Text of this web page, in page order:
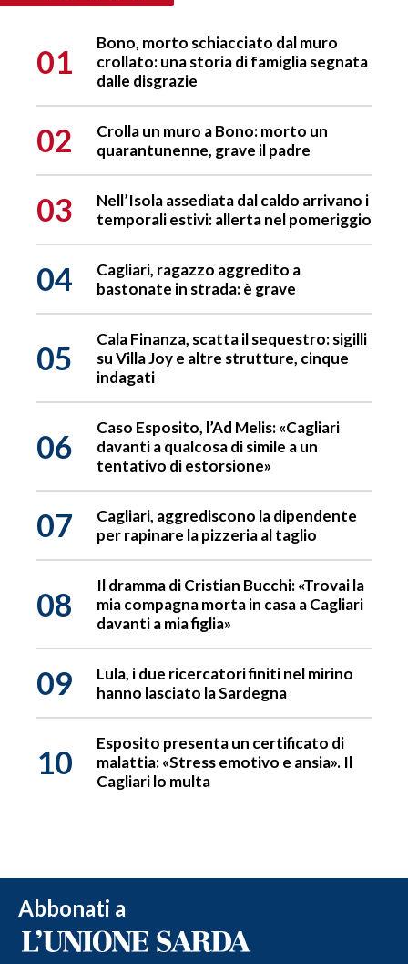
01
Bono, morto schiacciato dal muro
crollato: una storia di famiglia segnata
dalle disgrazie
02
Crolla un muro a Bono: morto un
quarantunenne, grave il padre
03
Nell’Isola assediata dal caldo arrivano i
temporali estivi: allerta nel pomeriggio
04
Cagliari, ragazzo aggredito a
bastonate in strada: è grave
05
Cala Finanza, scatta il sequestro: sigilli
su Villa Joy e altre strutture, cinque
indagati
06
Caso Esposito, l’Ad Melis: «Cagliari
davanti a qualcosa di simile a un
tentativo di estorsione»
07
Cagliari, aggrediscono la dipendente
per rapinare la pizzeria al taglio
08
Il dramma di Cristian Bucchi: «Trovai la
mia compagna morta in casa a Cagliari
davanti a mia figlia»
09
Lula, i due ricercatori finiti nel mirino
hanno lasciato la Sardegna
10
Esposito presenta un certificato di
malattia: «Stress emotivo e ansia». Il
Cagliari lo multa
Abbonati a